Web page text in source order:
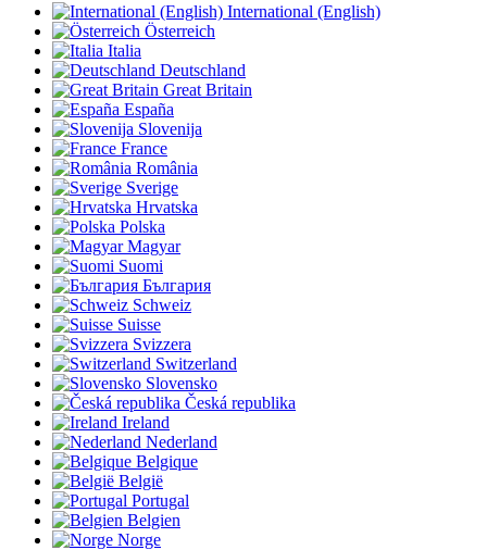
International (English)
Österreich
Italia
Deutschland
Great Britain
España
Slovenija
France
România
Sverige
Hrvatska
Polska
Magyar
Suomi
България
Schweiz
Suisse
Svizzera
Switzerland
Slovensko
Česká republika
Ireland
Nederland
Belgique
België
Portugal
Belgien
Norge